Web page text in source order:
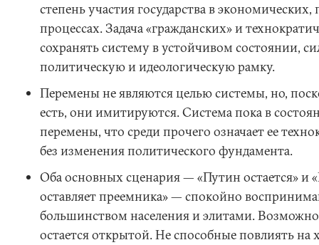
степень участия государства в
процессах. Задача «гражданских» и
сохранять систему в устойчивом состоянии,
политическую и идеологическую рамку.
Перемены не являются целью системы, но,
есть, они имитируются. Cистема пока в
перемены, что среди прочего означает ее
без изменения политического фундамента.
Оба основных сценария — «Путин остается» и
оставляет преемника» — спокойно
большинством населения и элитами.
остается открытой. Не способные повлиять на